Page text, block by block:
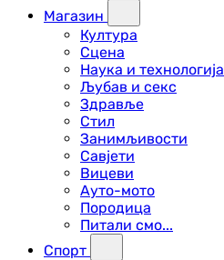
Магазин
Култура
Сцена
Наука и технологија
Љубав и секс
Здравље
Стил
Занимљивости
Савјети
Вицеви
Ауто-мото
Породица
Питали смо...
Спорт